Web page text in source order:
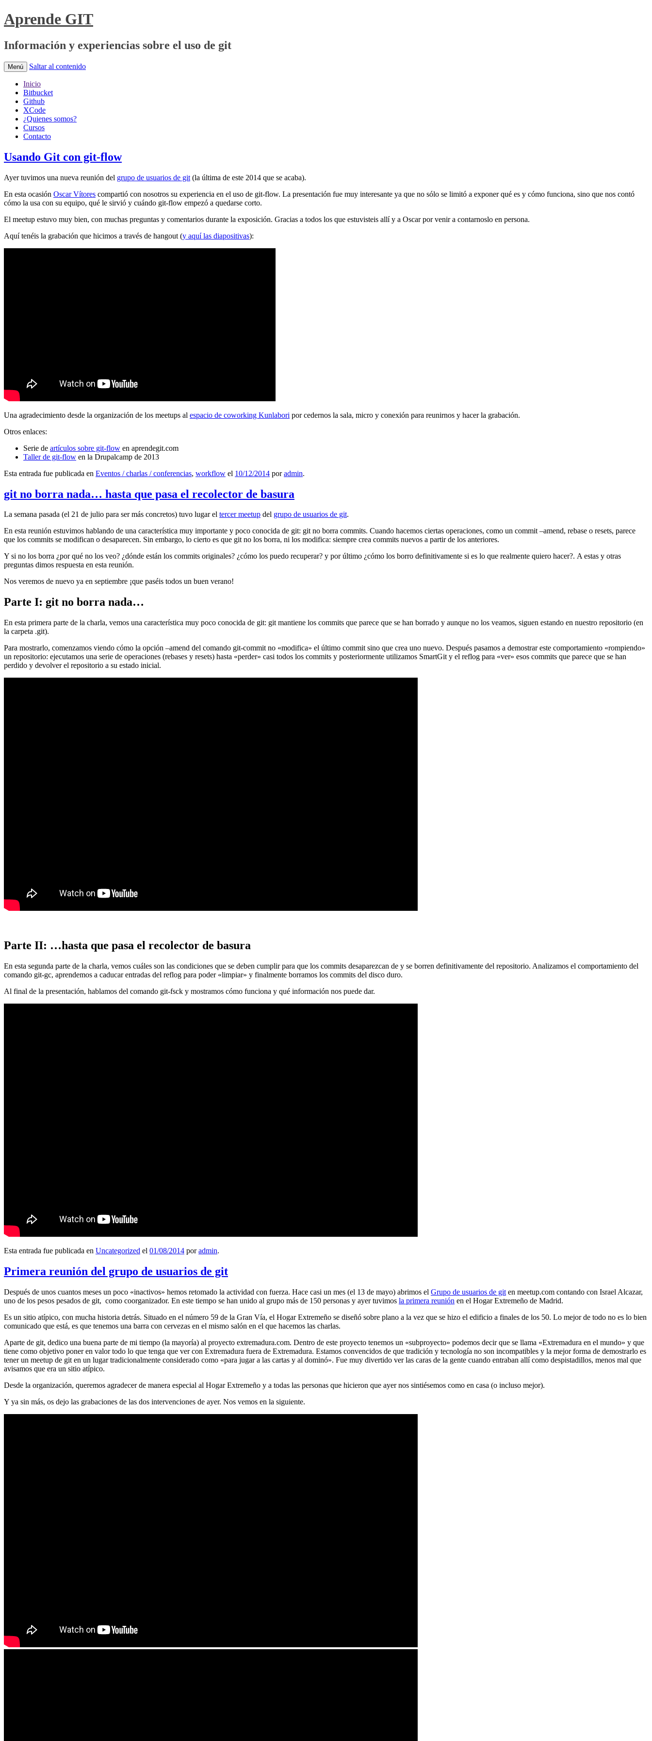
Aprende GIT
Información y experiencias sobre el uso de git
Menú Saltar al contenido
Inicio
Bitbucket
Github
XCode
¿Quienes somos?
Cursos
Contacto
Usando Git con git-flow
Ayer tuvimos una nueva reunión del grupo de usuarios de git (la última de este 2014 que se acaba).
En esta ocasión Oscar Vítores compartió con nosotros su experiencia en el uso de git-flow. La presentación fue muy interesante ya que no sólo se limitó a exponer qué es y cómo funciona, sino que nos contó
cómo la usa con su equipo, qué le sirvió y cuándo git-flow empezó a quedarse corto.
El meetup estuvo muy bien, con muchas preguntas y comentarios durante la exposición. Gracias a todos los que estuvisteis allí y a Oscar por venir a contarnoslo en persona.
Aquí tenéis la grabación que hicimos a través de hangout (y aquí las diapositivas):
Una agradecimiento desde la organización de los meetups al espacio de coworking Kunlabori por cedernos la sala, micro y conexión para reunirnos y hacer la grabación.
Otros enlaces:
Serie de artículos sobre git-flow en aprendegit.com
Taller de git-flow en la Drupalcamp de 2013
Esta entrada fue publicada en Eventos / charlas / conferencias, workflow el 10/12/2014 poradmin.
git no borra nada… hasta que pasa el recolector de basura
La semana pasada (el 21 de julio para ser más concretos) tuvo lugar el tercer meetup del grupo de usuarios de git.
En esta reunión estuvimos hablando de una característica muy importante y poco conocida de git: git no borra commits. Cuando hacemos ciertas operaciones, como un commit –amend, rebase o resets, parece
que los commits se modifican o desaparecen. Sin embargo, lo cierto es que git no los borra, ni los modifica: siempre crea commits nuevos a partir de los anteriores.
Y si no los borra ¿por qué no los veo? ¿dónde están los commits originales? ¿cómo los puedo recuperar? y por último ¿cómo los borro definitivamente si es lo que realmente quiero hacer?. A estas y otras
preguntas dimos respuesta en esta reunión.
Nos veremos de nuevo ya en septiembre ¡que paséis todos un buen verano!
Parte I: git no borra nada…
En esta primera parte de la charla, vemos una característica muy poco conocida de git: git mantiene los commits que parece que se han borrado y aunque no los veamos, siguen estando en nuestro repositorio (en
la carpeta .git).
Para mostrarlo, comenzamos viendo cómo la opción –amend del comando git-commit no «modifica» el último commit sino que crea uno nuevo. Después pasamos a demostrar este comportamiento «rompiendo»
un repositorio: ejecutamos una serie de operaciones (rebases y resets) hasta «perder» casi todos los commits y posteriormente utilizamos SmartGit y el reflog para «ver» esos commits que parece que se han
perdido y devolver el repositorio a su estado inicial.
Parte II: …hasta que pasa el recolector de basura
En esta segunda parte de la charla, vemos cuáles son las condiciones que se deben cumplir para que los commits desaparezcan de y se borren definitivamente del repositorio. Analizamos el comportamiento del
comando git-gc, aprendemos a caducar entradas del reflog para poder «limpiar» y finalmente borramos los commits del disco duro.
Al final de la presentación, hablamos del comando git-fsck y mostramos cómo funciona y qué información nos puede dar.
Esta entrada fue publicada en Uncategorized el 01/08/2014 poradmin.
Primera reunión del grupo de usuarios de git
Después de unos cuantos meses un poco «inactivos» hemos retomado la actividad con fuerza. Hace casi un mes (el 13 de mayo) abrimos el Grupo de usuarios de git en meetup.com contando con Israel Alcazar,
uno de los pesos pesados de git, como coorganizador. En este tiempo se han unido al grupo más de 150 personas y ayer tuvimos la primera reunión en el Hogar Extremeño de Madrid.
Es un sitio atípico, con mucha historia detrás. Situado en el número 59 de la Gran Vía, el Hogar Extremeño se diseñó sobre plano a la vez que se hizo el edificio a finales de los 50. Lo mejor de todo no es lo bien
comunicado que está, es que tenemos una barra con cervezas en el mismo salón en el que hacemos las charlas.
Aparte de git, dedico una buena parte de mi tiempo (la mayoría) al proyecto extremadura.com. Dentro de este proyecto tenemos un «subproyecto» podemos decir que se llama «Extremadura en el mundo» y que
tiene como objetivo poner en valor todo lo que tenga que ver con Extremadura fuera de Extremadura. Estamos convencidos de que tradición y tecnología no son incompatibles y la mejor forma de demostrarlo es
tener un meetup de git en un lugar tradicionalmente considerado como «para jugar a las cartas y al dominó». Fue muy divertido ver las caras de la gente cuando entraban allí como despistadillos, menos mal que
avisamos que era un sitio atípico.
Desde la organización, queremos agradecer de manera especial al Hogar Extremeño y a todas las personas que hicieron que ayer nos sintiésemos como en casa (o incluso mejor).
Y ya sin más, os dejo las grabaciones de las dos intervenciones de ayer. Nos vemos en la siguiente.